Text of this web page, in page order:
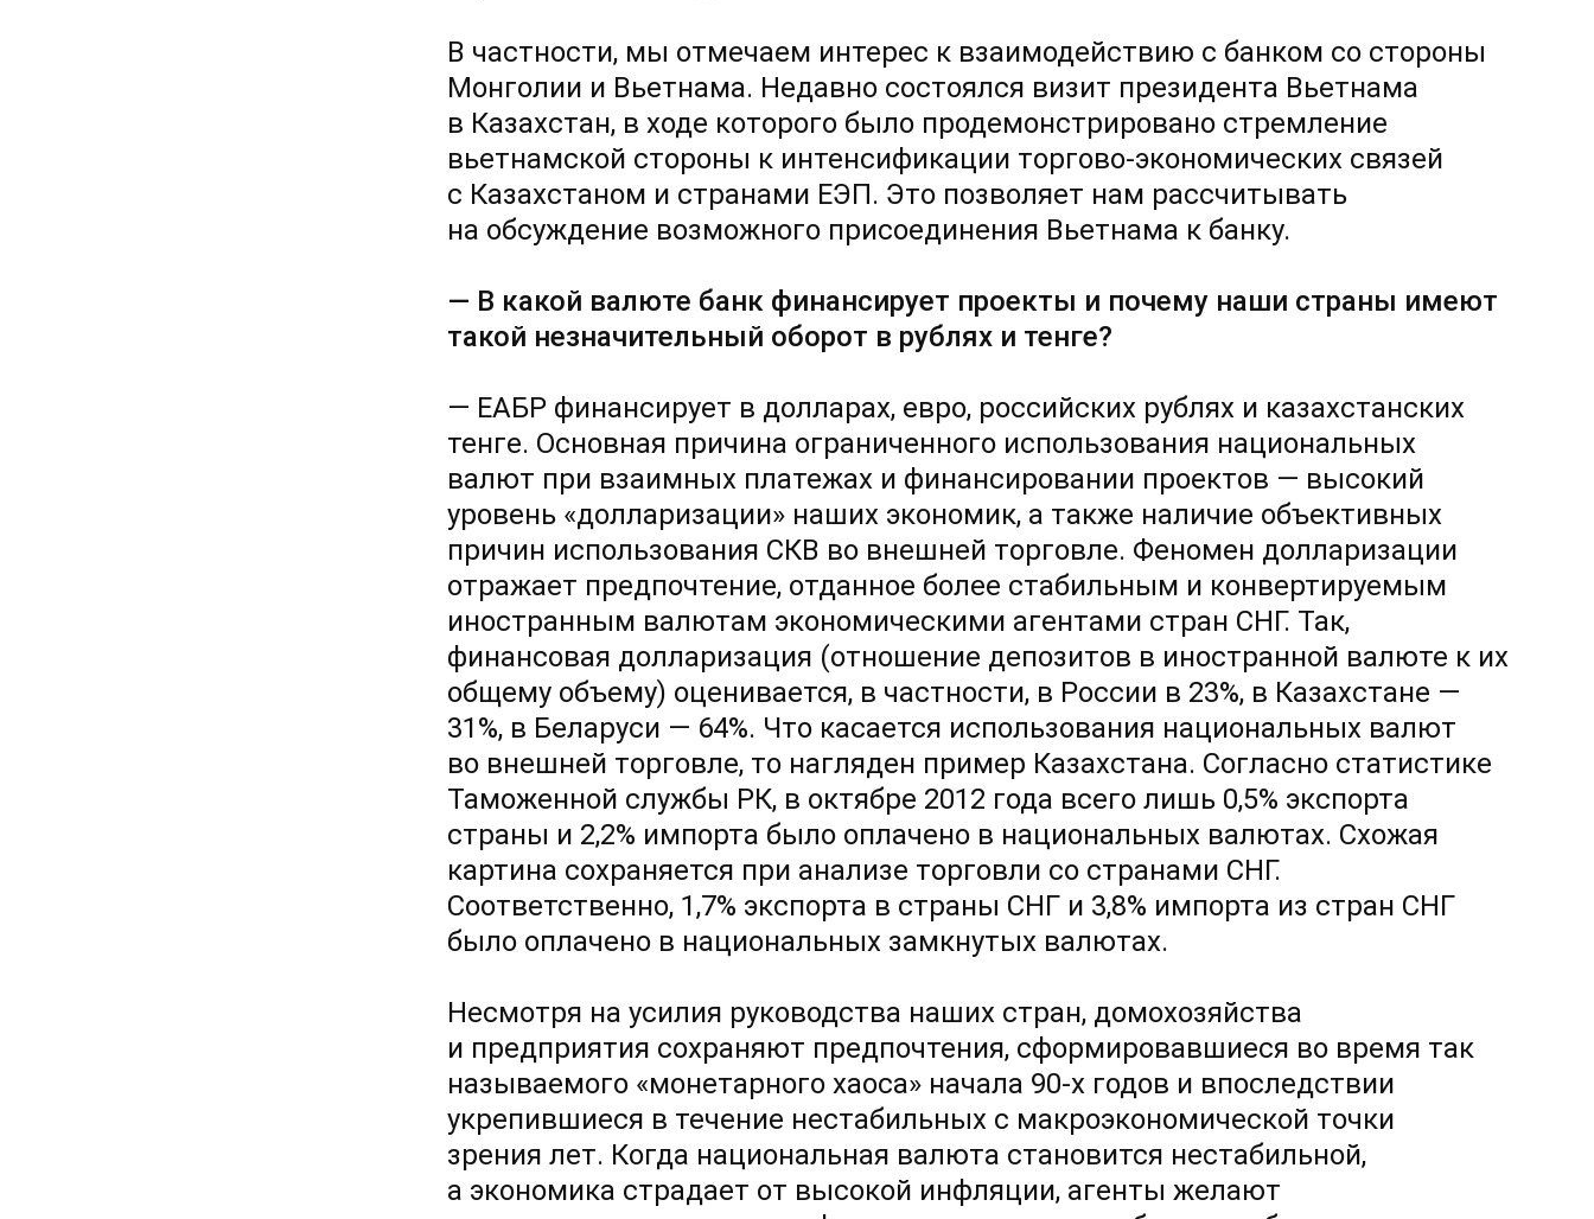
В частности, мы отмечаем интерес к взаимодействию с банком со стороны
Монголии и Вьетнама. Недавно состоялся визит президента Вьетнама
в Казахстан, в ходе которого было продемонстрировано стремление
вьетнамской стороны к интенсификации торгово-экономических связей
с Казахстаном и странами ЕЭП. Это позволяет нам рассчитывать
на обсуждение возможного присоединения Вьетнама к банку.
— В какой валюте банк финансирует проекты и почему наши страны имеют
такой незначительный оборот в рублях и тенге?
— ЕАБР финансирует в долларах, евро, российских рублях и казахстанских
тенге. Основная причина ограниченного использования национальных
валют при взаимных платежах и финансировании проектов — высокий
уровень «долларизации» наших экономик, а также наличие объективных
причин использования СКВ во внешней торговле. Феномен долларизации
отражает предпочтение, отданное более стабильным и конвертируемым
иностранным валютам экономическими агентами стран СНГ. Так,
финансовая долларизация (отношение депозитов в иностранной валюте к их
общему объему) оценивается, в частности, в России в 23%, в Казахстане —
31%, в Беларуси — 64%. Что касается использования национальных валют
во внешней торговле, то нагляден пример Казахстана. Согласно статистике
Таможенной службы РК, в октябре 2012 года всего лишь 0,5% экспорта
страны и 2,2% импорта было оплачено в национальных валютах. Схожая
картина сохраняется при анализе торговли со странами СНГ.
Соответственно, 1,7% экспорта в страны СНГ и 3,8% импорта из стран СНГ
было оплачено в национальных замкнутых валютах.
Несмотря на усилия руководства наших стран, домохозяйства
и предприятия сохраняют предпочтения, сформировавшиеся во время так
называемого «монетарного хаоса» начала 90-х годов и впоследствии
укрепившиеся в течение нестабильных с макроэкономической точки
зрения лет. Когда национальная валюта становится нестабильной,
а экономика страдает от высокой инфляции, агенты желают